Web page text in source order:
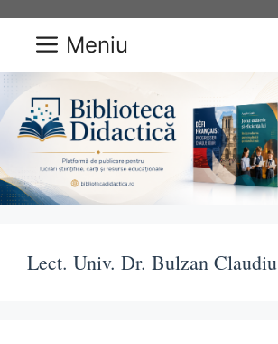
conținut Meniu
Lect. Univ. Dr. Bulzan Claudiu